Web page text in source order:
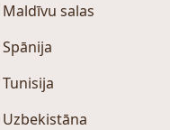
Maldīvu salas
Spānija
Tunisija
Uzbekistāna